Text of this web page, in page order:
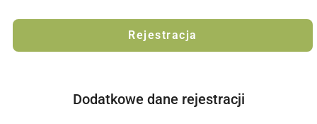
Rejestracja
Dodatkowe dane rejestracji